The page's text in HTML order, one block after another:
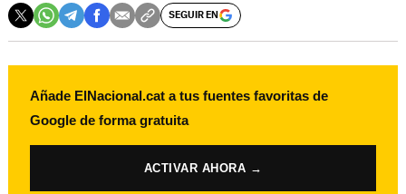
SEGUIR EN
Añade ElNacional.cat a tus fuentes favoritas de
Google de forma gratuita
ACTIVAR AHORA →